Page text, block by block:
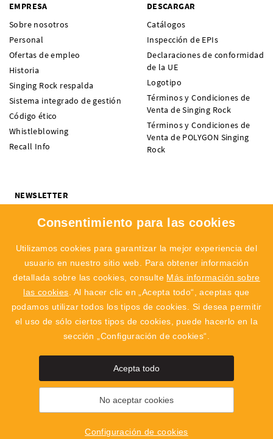
EMPRESA
Sobre nosotros
Personal
Ofertas de empleo
Historia
Singing Rock respalda
Sistema integrado de gestión
Código ético
Whistleblowing
Recall Info
DESCARGAR
Catálogos
Inspección de EPIs
Declaraciones de conformidad
de la UE
Logotipo
Términos y Condiciones de
Venta de Singing Rock
Términos y Condiciones de
Venta de POLYGON Singing
Rock
NEWSLETTER
SINGING ROCK? Suscríbete y no te pierdas nada.
Me interesa:
Escalada Profesional
SUBSCRIBIR
Acepto el tratamiento de datos personales
SingingRock Outlet
2019 - 2026 © SINGING ROCK s.r.o.
Poniklá 317, 514 01 Poniklá
Consentimiento para las cookies
Utilizamos cookies para garantizar la mejor experiencia del
usuario en nuestro sitio web. Para obtener información
detallada sobre las cookies, consulte Más información sobre
las cookies . Al hacer clic en „Acepta todo“, aceptas que
podamos utilizar todos los tipos de cookies. Si desea permitir
el uso de sólo ciertos tipos de cookies, puede hacerlo en la
sección „Configuración de cookies“.
Acepta todo
No aceptar cookies
Configuración de cookies